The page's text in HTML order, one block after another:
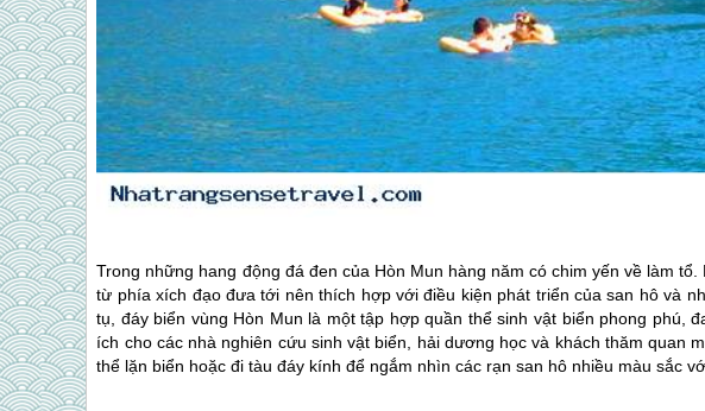
Trong những hang động đá đen của Hòn Mun hàng năm có chim yến về làm
từ phía xích đạo đưa tới nên thích hợp với điều kiện phát triển của san hô và
tụ, đáy biển vùng Hòn Mun là một tập hợp quần thể sinh vật biển phong phú,
ích cho các nhà nghiên cứu sinh vật biển, hải dương học và khách thăm quan
thể lặn biển hoặc đi tàu đáy kính để ngắm nhìn các rạn san hô nhiều màu sắc